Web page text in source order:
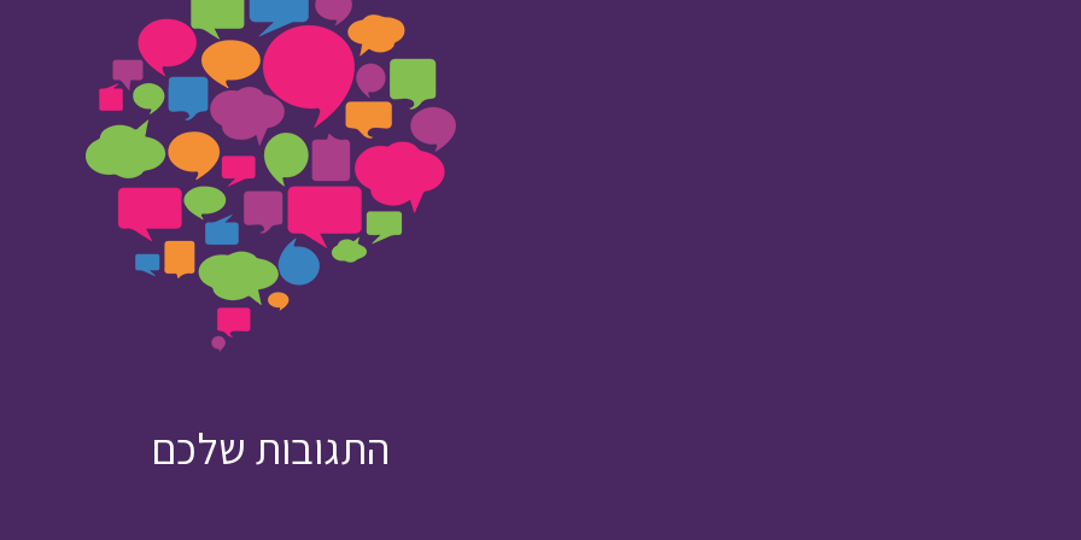
התגובות שלכם